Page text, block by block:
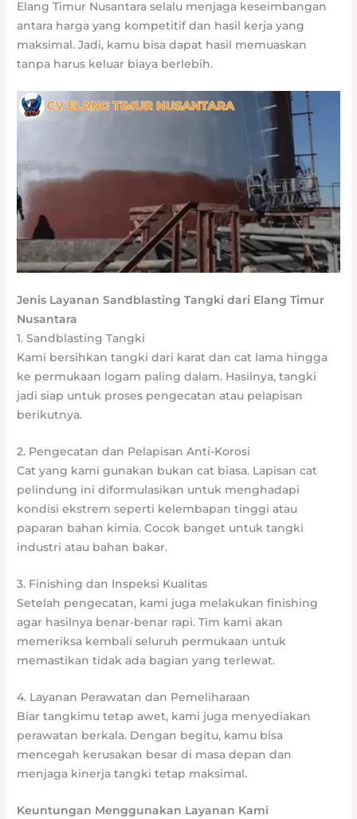
Elang Timur Nusantara selalu menjaga keseimbangan
antara harga yang kompetitif dan hasil kerja yang
maksimal. Jadi, kamu bisa dapat hasil memuaskan
tanpa harus keluar biaya berlebih.
Jenis Layanan Sandblasting Tangki dari Elang Timur
Nusantara
1. Sandblasting Tangki
Kami bersihkan tangki dari karat dan cat lama hingga
ke permukaan logam paling dalam. Hasilnya, tangki
jadi siap untuk proses pengecatan atau pelapisan
berikutnya.
2. Pengecatan dan Pelapisan Anti-Korosi
Cat yang kami gunakan bukan cat biasa. Lapisan cat
pelindung ini diformulasikan untuk menghadapi
kondisi ekstrem seperti kelembapan tinggi atau
paparan bahan kimia. Cocok banget untuk tangki
industri atau bahan bakar.
3. Finishing dan Inspeksi Kualitas
Setelah pengecatan, kami juga melakukan finishing
agar hasilnya benar-benar rapi. Tim kami akan
memeriksa kembali seluruh permukaan untuk
memastikan tidak ada bagian yang terlewat.
4. Layanan Perawatan dan Pemeliharaan
Biar tangkimu tetap awet, kami juga menyediakan
perawatan berkala. Dengan begitu, kamu bisa
mencegah kerusakan besar di masa depan dan
menjaga kinerja tangki tetap maksimal.
Keuntungan Menggunakan Layanan Kami